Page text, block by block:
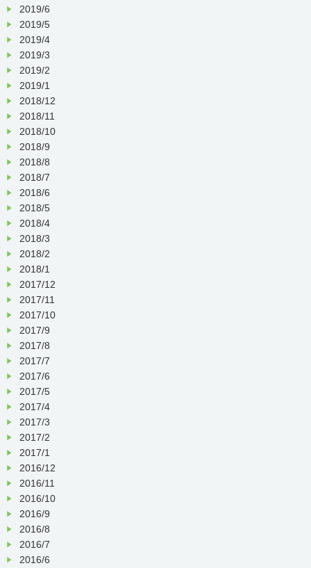
2019/6
2019/5
2019/4
2019/3
2019/2
2019/1
2018/12
2018/11
2018/10
2018/9
2018/8
2018/7
2018/6
2018/5
2018/4
2018/3
2018/2
2018/1
2017/12
2017/11
2017/10
2017/9
2017/8
2017/7
2017/6
2017/5
2017/4
2017/3
2017/2
2017/1
2016/12
2016/11
2016/10
2016/9
2016/8
2016/7
2016/6